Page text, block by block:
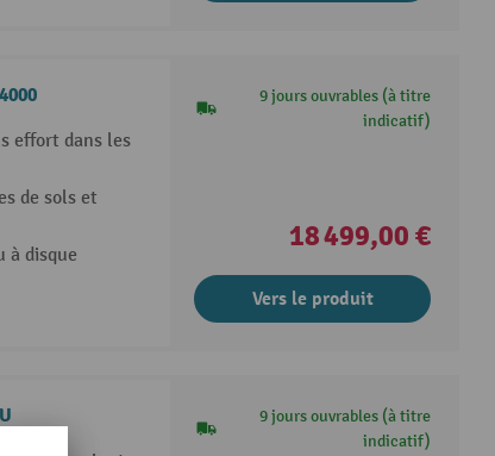
effort dans les
de sols et
à disque
9 jours ouvrables (à titre
indicatif)
18 499,00 €
Vers le produit
9 jours ouvrables (à titre
indicatif)